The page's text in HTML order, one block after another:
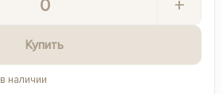
+
Купить
наличии